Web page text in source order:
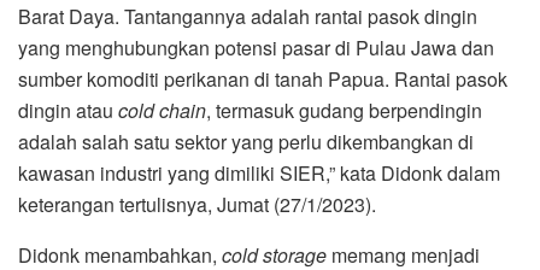
Barat Daya. Tantangannya adalah rantai pasok dingin
yang menghubungkan potensi pasar di Pulau Jawa dan
sumber komoditi perikanan di tanah Papua. Rantai pasok
dingin atau cold chain, termasuk gudang berpendingin
adalah salah satu sektor yang perlu dikembangkan di
kawasan industri yang dimiliki SIER,” kata Didonk dalam
keterangan tertulisnya, Jumat (27/1/2023).
Didonk menambahkan, cold storage memang menjadi